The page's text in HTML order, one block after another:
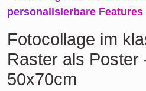
personalisierbare Features
Fotocollage im
Raster als Poster
50x70cm